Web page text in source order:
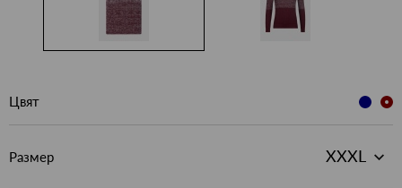
Цвят
Размер